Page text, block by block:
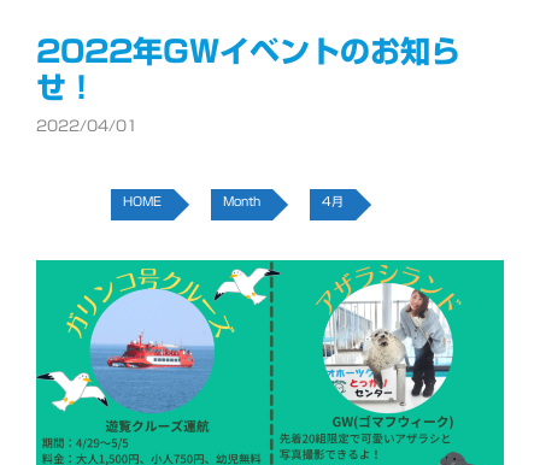
ー
2022年GWイベントのお知ら
せ！
2022/04/01
HOME Month 4月